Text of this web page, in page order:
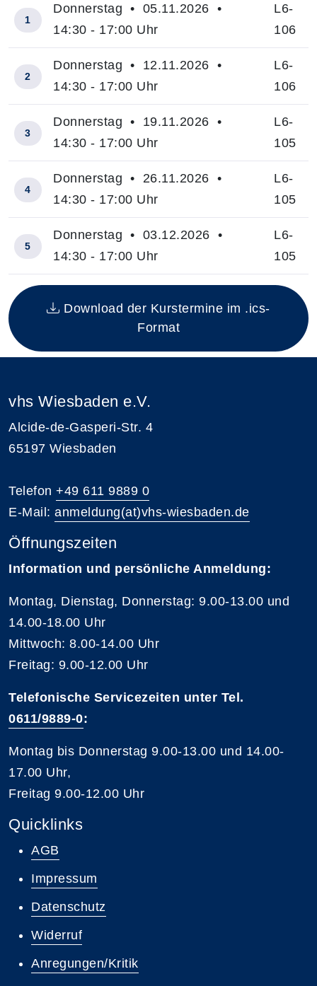
Insgesamt gibt es 5 Termine zum diesen Kurs
1
Donnerstag • 05.11.2026 •
14:30 - 17:00 Uhr
L6-
106
2
Donnerstag • 12.11.2026 •
14:30 - 17:00 Uhr
L6-
106
3
Donnerstag • 19.11.2026 •
14:30 - 17:00 Uhr
L6-
105
4
Donnerstag • 26.11.2026 •
14:30 - 17:00 Uhr
L6-
105
5
Donnerstag • 03.12.2026 •
14:30 - 17:00 Uhr
L6-
105
Download der Kurstermine im .ics-
Format
vhs Wiesbaden e.V.
Alcide-de-Gasperi-Str. 4
65197 Wiesbaden
Telefon +49 611 9889 0
E-Mail: anmeldung(at)vhs-wiesbaden.de
Öffnungszeiten
Information und persönliche Anmeldung:
Montag, Dienstag, Donnerstag: 9.00-13.00 und
14.00-18.00 Uhr
Mittwoch: 8.00-14.00 Uhr
Freitag: 9.00-12.00 Uhr
Telefonische Servicezeiten unter Tel.
0611/9889-0:
Montag bis Donnerstag 9.00-13.00 und 14.00-
17.00 Uhr,
Freitag 9.00-12.00 Uhr
Quicklinks
AGB
Impressum
Datenschutz
Widerruf
Anregungen/Kritik